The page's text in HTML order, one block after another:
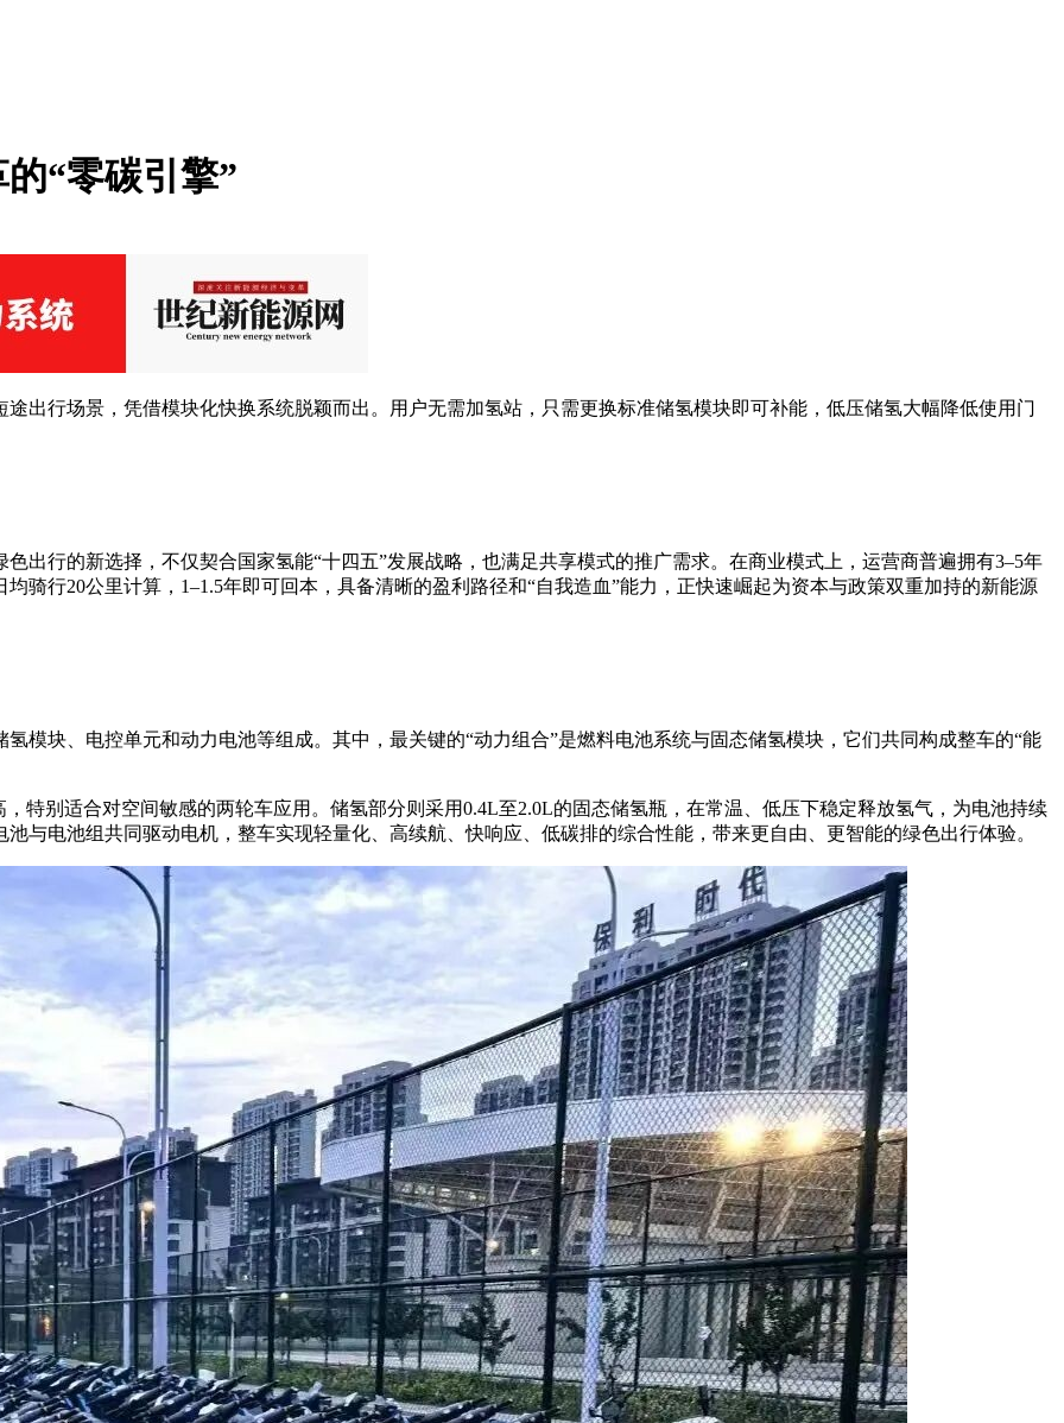
“零碳引擎”
出行场景，凭借模块化快换系统脱颖而出。用户无需加氢站，只需更换标准储氢模块即可补能，低压储氢大幅降低使用门
出行的新选择，不仅契合国家氢能“十四五”发展战略，也满足共享模式的推广需求。在商业模式上，运营商普遍拥有3–5年
骑行20公里计算，1–1.5年即可回本，具备清晰的盈利路径和“自我造血”能力，正快速崛起为资本与政策双重加持的新能源
模块、电控单元和动力电池等组成。其中，最关键的“动力组合”是燃料电池系统与固态储氢模块，它们共同构成整车的“能
特别适合对空间敏感的两轮车应用。储氢部分则采用0.4L至2.0L的固态储氢瓶，在常温、低压下稳定释放氢气，为电池持续
与电池组共同驱动电机，整车实现轻量化、高续航、快响应、低碳排的综合性能，带来更自由、更智能的绿色出行体验。